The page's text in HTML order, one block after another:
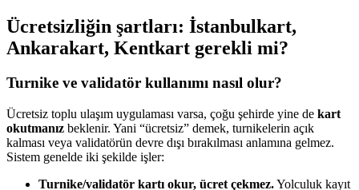
Ücretsizliğin şartları: İstanbulkart,
Ankarakart, Kentkart gerekli mi?
Turnike ve validatör kullanımı nasıl olur?
Ücretsiz toplu ulaşım uygulaması varsa, çoğu şehirde yine de kart
okutmanız beklenir. Yani “ücretsiz” demek, turnikelerin açık
kalması veya validatörün devre dışı bırakılması anlamına gelmez.
Sistem genelde iki şekilde işler:
Turnike/validatör kartı okur, ücret çekmez.Yolculuk kayıt